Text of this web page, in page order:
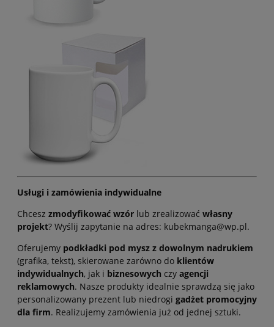
Usługi i zamówienia indywidualne
Chcesz zmodyfikować wzór lub zrealizować własny
projekt? Wyślij zapytanie na adres: kubekmanga@wp.pl.
Oferujemy podkładki pod mysz z dowolnym nadrukiem
(grafika, tekst), skierowane zarówno do klientów
indywidualnych, jak i biznesowych czy agencji
reklamowych. Nasze produkty idealnie sprawdzą się jako
personalizowany prezent lub niedrogi gadżet promocyjny
dla firm. Realizujemy zamówienia już od jednej sztuki.